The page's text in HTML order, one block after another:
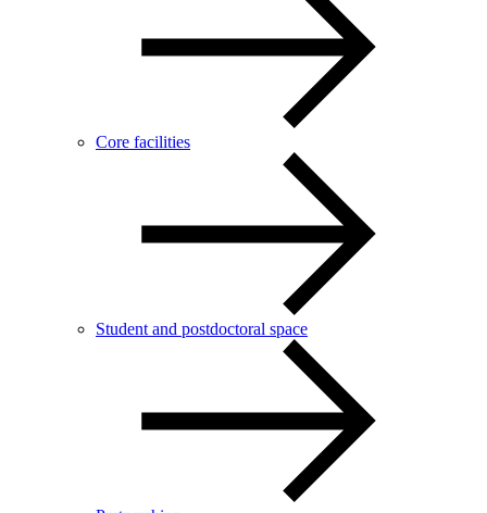
Core facilities
Student and postdoctoral space